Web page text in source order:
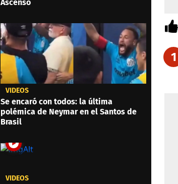
Ascenso
VIDEOS
Se encaró con todos: la última
polémica de Neymar en el Santos de
Brasil
VIDEOS
1